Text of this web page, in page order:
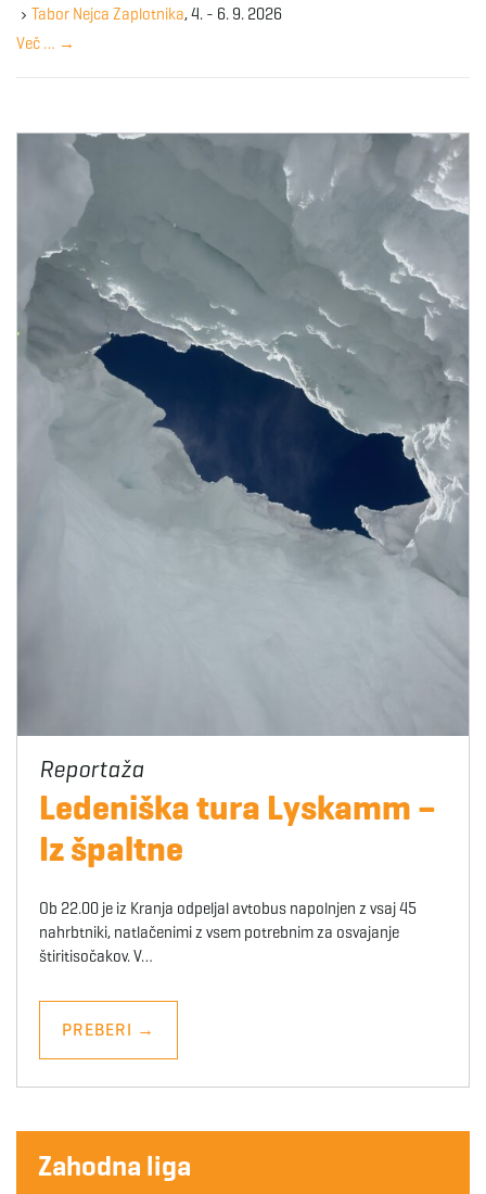
y
w
r
Tabor Nejca Zaplotnika, 4. - 6. 9. 2026
Več … →
Ledeniška tura Lyskamm –
Iz špaltne
Ob 22.00 je iz Kranja odpeljal avtobus napolnjen z vsaj 45
nahrbtniki, natlačenimi z vsem potrebnim za osvajanje
štiritisočakov. V…
PREBERI →
Zahodna liga